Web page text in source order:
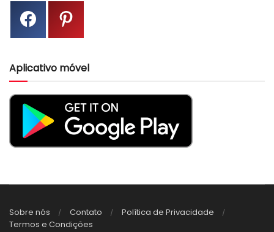
Aplicativo móvel
Sobre nós Contato
Política de Privacidade
Termos e Condições